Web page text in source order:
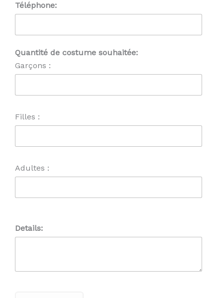
Téléphone:
Quantité de costume souhaitée:
Garçons :
Filles :
Adultes :
Details: